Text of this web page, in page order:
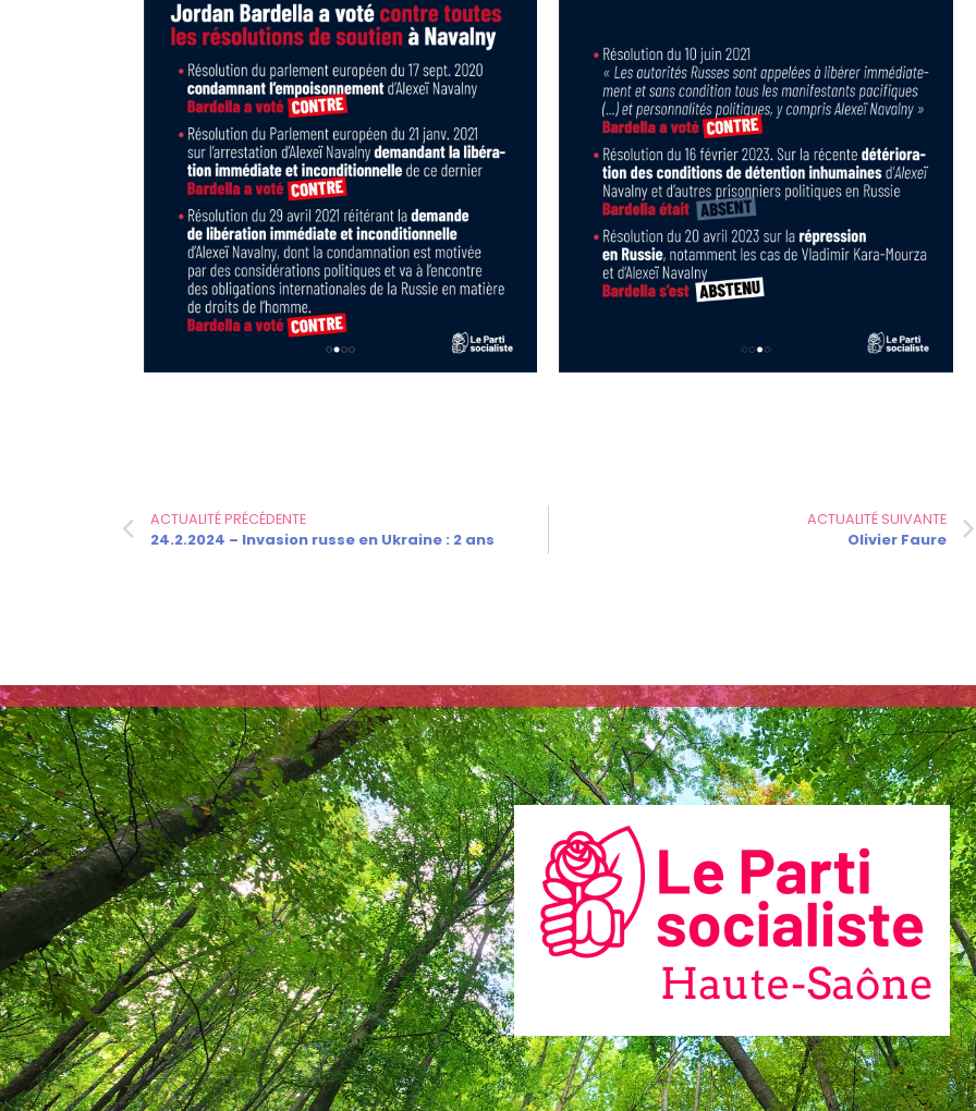
ACTUALITÉ PRÉCÉDENTE
24.2.2024 – Invasion russe en Ukraine : 2 ans
ACTUALITÉ SUIVANTE
Olivier Faure